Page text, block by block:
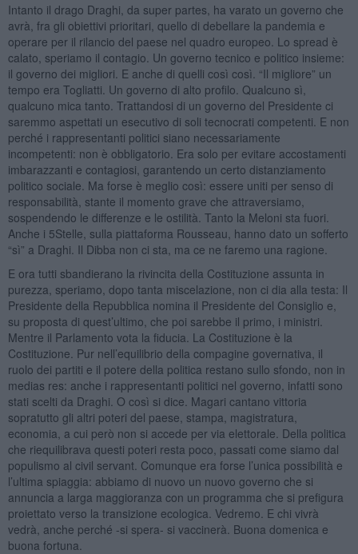
Intanto il drago Draghi, da super partes, ha varato un governo che
avrà, fra gli obiettivi prioritari, quello di debellare la pandemia e
operare per il rilancio del paese nel quadro europeo. Lo spread è
calato, speriamo il contagio. Un governo tecnico e politico insieme:
il governo dei migliori. E anche di quelli così così. “Il migliore” un
tempo era Togliatti. Un governo di alto profilo. Qualcuno sì,
qualcuno mica tanto. Trattandosi di un governo del Presidente ci
saremmo aspettati un esecutivo di soli tecnocrati competenti. E non
perché i rappresentanti politici siano necessariamente
incompetenti: non è obbligatorio. Era solo per evitare accostamenti
imbarazzanti e contagiosi, garantendo un certo distanziamento
politico sociale. Ma forse è meglio così: essere uniti per senso di
responsabilità, stante il momento grave che attraversiamo,
sospendendo le differenze e le ostilità. Tanto la Meloni sta fuori.
Anche i 5Stelle, sulla piattaforma Rousseau, hanno dato un sofferto
“sì” a Draghi. Il Dibba non ci sta, ma ce ne faremo una ragione.
E ora tutti sbandierano la rivincita della Costituzione assunta in
purezza, speriamo, dopo tanta miscelazione, non ci dia alla testa: Il
Presidente della Repubblica nomina il Presidente del Consiglio e,
su proposta di quest’ultimo, che poi sarebbe il primo, i ministri.
Mentre il Parlamento vota la fiducia. La Costituzione è la
Costituzione. Pur nell’equilibrio della compagine governativa, il
ruolo dei partiti e il potere della politica restano sullo sfondo, non in
medias res: anche i rappresentanti politici nel governo, infatti sono
stati scelti da Draghi. O così si dice. Magari cantano vittoria
sopratutto gli altri poteri del paese, stampa, magistratura,
economia, a cui però non si accede per via elettorale. Della politica
che riequilibrava questi poteri resta poco, passati come siamo dal
populismo al civil servant. Comunque era forse l’unica possibilità e
l’ultima spiaggia: abbiamo di nuovo un nuovo governo che si
annuncia a larga maggioranza con un programma che si prefigura
proiettato verso la transizione ecologica. Vedremo. E chi vivrà
vedrà, anche perché -si spera- si vaccinerà. Buona domenica e
buona fortuna.